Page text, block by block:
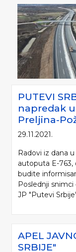
PUTEVI
napredak
Preljina-
29.11.2021.
Radovi iz dana
autoputa E-763,
budite
Poslednji snimci
JP "Putevi
APEL
SRBIJE"